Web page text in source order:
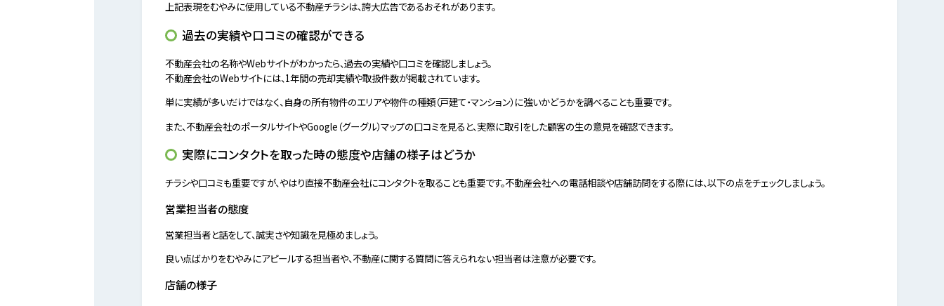
上記表現をむやみに使用している不動産チラシは、誇大広告であるおそれがあります。
過去の実績や口コミの確認ができる
不動産会社の名称やWebサイトがわかったら、過去の実績や口コミを確認しましょう。
不動産会社のWebサイトには、1年間の売却実績や取扱件数が掲載されています。
単に実績が多いだけではなく、自身の所有物件のエリアや物件の種類（戸建て・マンション）に強いかどうかを調べることも重要です。
また、不動産会社のポータルサイトやGoogle（グーグル）マップの口コミを見ると、実際に取引をした顧客の生の意見を確認できます。
実際にコンタクトを取った時の態度や店舗の様子はどうか
チラシや口コミも重要ですが、やはり直接不動産会社にコンタクトを取ることも重要です。不動産会社への電話相談や店舗訪問をする際には、以下の点をチェックしましょう。
営業担当者の態度
営業担当者と話をして、誠実さや知識を見極めましょう。
良い点ばかりをむやみにアピールする担当者や、不動産に関する質問に答えられない担当者は注意が必要です。
店舗の様子